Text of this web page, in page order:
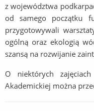
z województwa
od samego początku
przygotowywali
ogólną oraz ekologią
szansą na rozwijanie
O niektórych
Akademickiej można